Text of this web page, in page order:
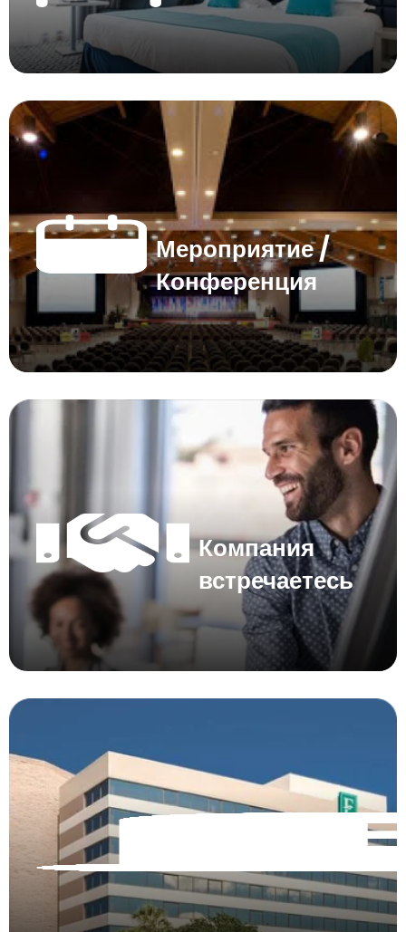
Мероприятие /
Конференция
Компания
встречаетесь